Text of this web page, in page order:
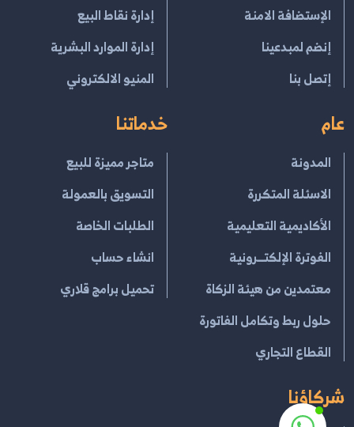
الإستضافة الامنة
إنضم لمبدعينا
إتصل بنا
إدارة نقاط البيع
إدارة الموارد البشرية
المنيو الالكتروني
عام
المدونة
الاسئلة المتكررة
الأكاديمية التعليمية
الفوترة الإلكتــرونية
معتمدين من هيئة الزكاة
حلول ربط وتكامل الفاتورة
القطاع التجاري
خدماتنا
متاجر مميزة للبيع
التسويق بالعمولة
الطلبات الخاصة
انشاء حساب
تحميل برامج قلاري
شركاؤنا